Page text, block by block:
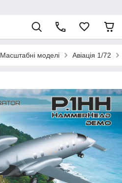
Масштабні моделі Авіація 1/72